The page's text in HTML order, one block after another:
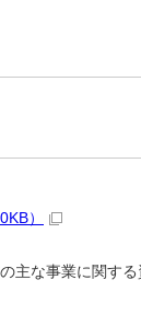
）
主な事業に関す